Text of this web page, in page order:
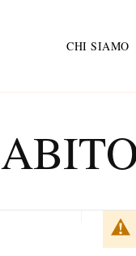
CHI SIAMO